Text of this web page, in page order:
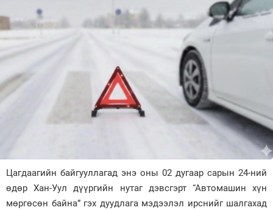
Улс төр
Спорт
Энтертайнмэнт
Зурхай
Цагдаагийн байгууллагад энэ оны 02 дугаар сарын 24-ний
өдөр Хан-Уул дүүргийн нутаг дэвсгэрт “Автомашин хүн
мөргөсөн байна” гэх дуудлага мэдээлэл ирснийг шалгахад